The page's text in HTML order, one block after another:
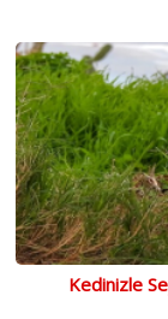
Kedinizle